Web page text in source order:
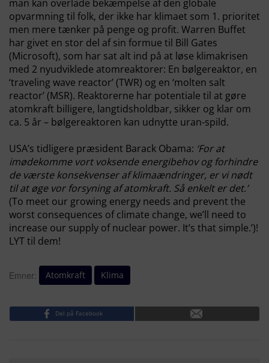
man kan overlade bekæmpelse af den globale
opvarmning til folk, der ikke har klimaet som 1. prioritet
men mere tænker på penge og profit. Warren Buffet
har givet en stor del af sin formue til Bill Gates
(Microsoft), som har sat alt ind på at løse klimakrisen
med 2 nyudviklede atomreaktorer: En bølgereaktor, en
‘traveling wave reactor’ (TWR) og en ‘molten salt
reactor’ (MSR). Reaktorerne har potentiale til at gøre
atomkraft billigere, langtidsholdbar, sikker og klar om
ca. 5 år – bølgereaktoren kan udnytte uran-spild.
USA’s tidligere præsident Barack Obama: ‘For at
imødekomme vort voksende energibehov og forhindre
de værste konsekvenser af klimaændringer, er vi nødt
til at øge vor forsyning af atomkraft. Så enkelt er det.’
(To meet our growing energy needs and prevent the
worst consequences of climate change, we’ll need to
increase our supply of nuclear power. It’s that simple.’)!
LYT til dem!
Emner: Atomkraft Klima
Del på Facebook